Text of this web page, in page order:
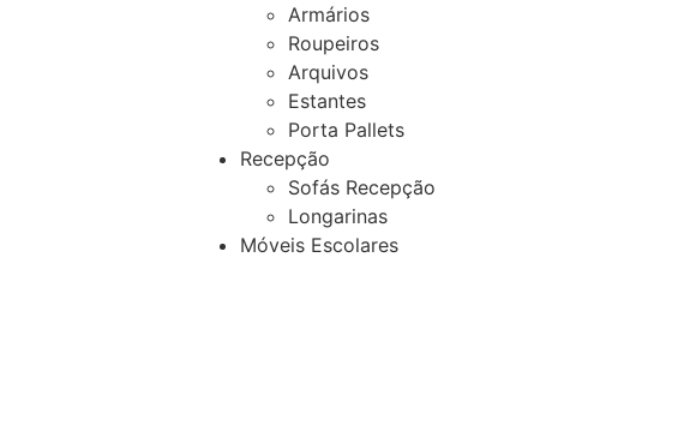
Armários
Roupeiros
Arquivos
Estantes
Porta Pallets
Recepção
Sofás Recepção
Longarinas
Móveis Escolares